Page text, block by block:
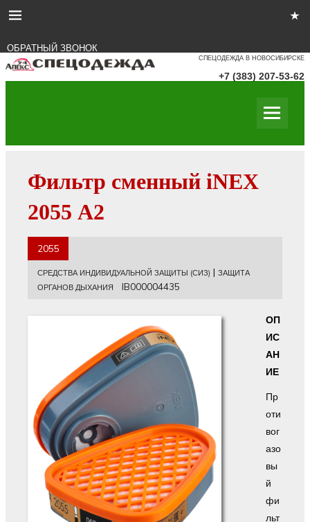
ОБРАТНЫЙ ЗВОНОК
СПЕЦОДЕЖДА В НОВОСИБИРСКЕ
+7 (383) 207-53-62
Фильтр сменный iNEX
2055 А2
2055
СРЕДСТВА ИНДИВИДУАЛЬНОЙ ЗАЩИТЫ (СИЗ) | ЗАЩИТА
ОРГАНОВ ДЫХАНИЯ
IB000004435
ОП
ИС
АН
ИЕ
Пр
оти
вог
азо
вы
й
фи
льт